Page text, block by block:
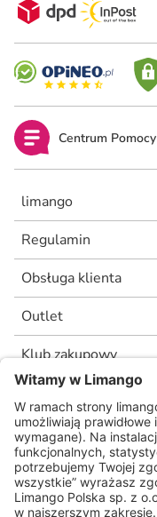
Centrum Pomocy
limango
Regulamin
Obsługa klienta
Outlet
Klub zakupowy